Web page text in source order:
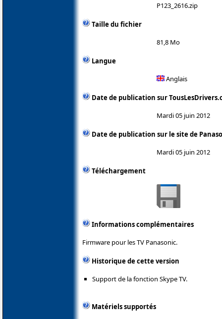
P123_2616.zip
Taille du fichier
81,8 Mo
Langue
Anglais
Date de publication sur
Mardi 05 juin 2012
Date de publication sur le site de
Mardi 05 juin 2012
Téléchargement
Informations complémentaires
Firmware pour les TV Panasonic.
Historique de cette version
Support de la fonction Skype TV.
Matériels supportés